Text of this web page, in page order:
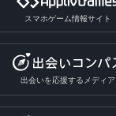
スマホゲーム情報サイト
出会いを応援するメディア